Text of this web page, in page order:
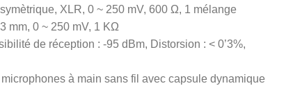
XLR, 0 ~ 250 mV, 600 Ω, 1 mélange
mm, 0 ~ 250 mV, 1 KΩ
de réception : -95 dBm, Distorsion : < 0’3%,
à main sans fil avec capsule dynamique